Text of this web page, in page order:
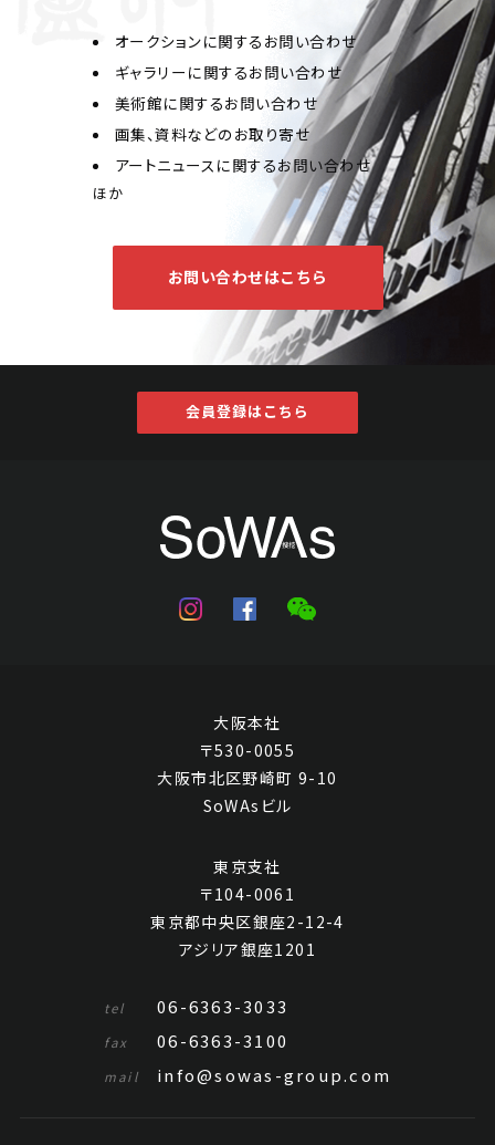
オークションに関するお問い合わせ
ギャラリーに関するお問い合わせ
美術館に関するお問い合わせ
画集、資料などのお取り寄せ
アートニュースに関するお問い合わせ
ほか
お問い合わせはこちら
会員登録はこちら
大阪本社
〒530-0055
大阪市北区野崎町 9-10
SoWAsビル
東京支社
〒104-0061
東京都中央区銀座2-12-4
アジリア銀座1201
tel 06-6363-3033
fax 06-6363-3100
mail info@sowas-group.com